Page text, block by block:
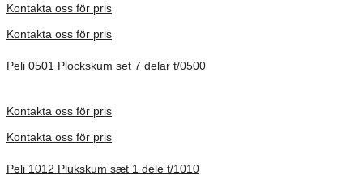
Kontakta oss för pris
Kontakta oss för pris
Peli 0501 Plockskum set 7 delar t/0500
Kontakta oss för pris
Kontakta oss för pris
Peli 1012 Plukskum sæt 1 dele t/1010